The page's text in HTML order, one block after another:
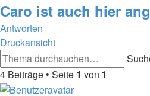
Caro ist auch hier
Antworten
Druckansicht
4 Beiträge • Seite 1 von 1